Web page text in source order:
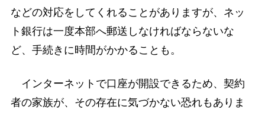
などの対応をしてくれることがありますが、ネッ
ト銀行は一度本部へ郵送しなければならないな
ど、手続きに時間がかかることも。
インターネットで口座が開設できるため、契約
者の家族が、その存在に気づかない恐れもありま